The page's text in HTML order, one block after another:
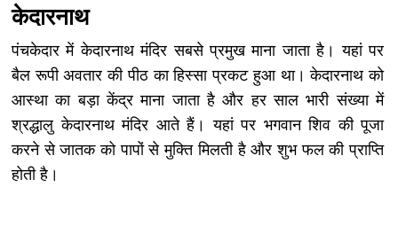
केदारनाथ
पंचकेदार में केदारनाथ मंदिर सबसे प्रमुख माना जाता है। यहां पर
बैल रूपी अवतार की पीठ का हिस्सा प्रकट हुआ था। केदारनाथ को
आस्था का बड़ा केंद्र माना जाता है और हर साल भारी संख्या में
श्रद्धालु केदारनाथ मंदिर आते हैं। यहां पर भगवान शिव की पूजा
करने से जातक को पापों से मुक्ति मिलती है और शुभ फल की प्राप्ति
होती है।